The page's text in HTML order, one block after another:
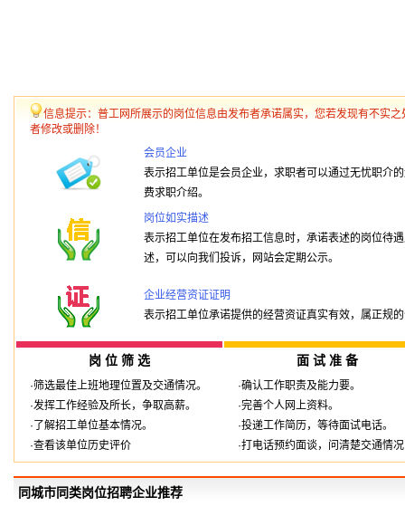
信息提示：普工网所展示的岗位信息由发布者承诺属实，您若发现有不实
者修改或删除！
会员企业
表示招工单位是会员企业，求职者可以通过无忧职介
费求职介绍。
岗位如实描述
表示招工单位在发布招工信息时，承诺表述的岗位待
述，可以向我们投诉，网站会定期公示。
企业经营资证证明
表示招工单位承诺提供的经营资证真实有效，属正规
岗 位 筛 选 面 试 准 备
·筛选最佳上班地理位置及交通情况。
·发挥工作经验及所长，争取高薪。
·了解招工单位基本情况。
·查看该单位历史评价
·确认工作职责及能力要。
·完善个人网上资料。
·投递工作简历，等待面试电话。
·打电话预约面谈，问清楚交通情况
同城市同类岗位招聘企业推荐